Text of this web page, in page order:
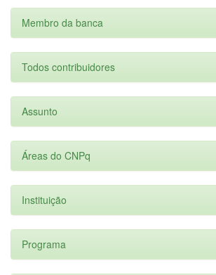
Membro da banca
Todos contribuidores
Assunto
Áreas do CNPq
Instituição
Programa